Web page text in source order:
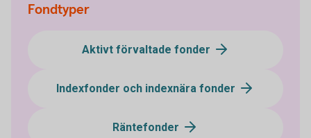
Fondtyper
Aktivt förvaltade fonder
Indexfonder och indexnära fonder
Räntefonder